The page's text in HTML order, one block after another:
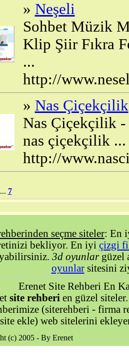
» Neşeli
Sohbet Müzik
Klip Şiir Fıkra
...
http://
» Nas Çiçekçilik
Nas Çiçekçilik
nas çiçekçilik ...
http://
7
seçme siteler: En
bekliyor. En iyi çizgi
3d oyunlargüzel
oyunlarsitesini
Erenet Site Rehberi En
site rehberi en güzel
(siterehberi - firma
ekle) web sitelerini
(c) 2005 - By Erenet